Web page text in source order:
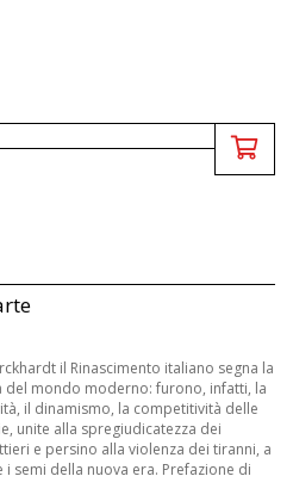
il Rinascimento italiano segna la
del mondo moderno: furono, infatti, la
il dinamismo, la competitività delle
unite alla spregiudicatezza dei
e persino alla violenza dei tiranni, a
i semi della nuova era. Prefazione di